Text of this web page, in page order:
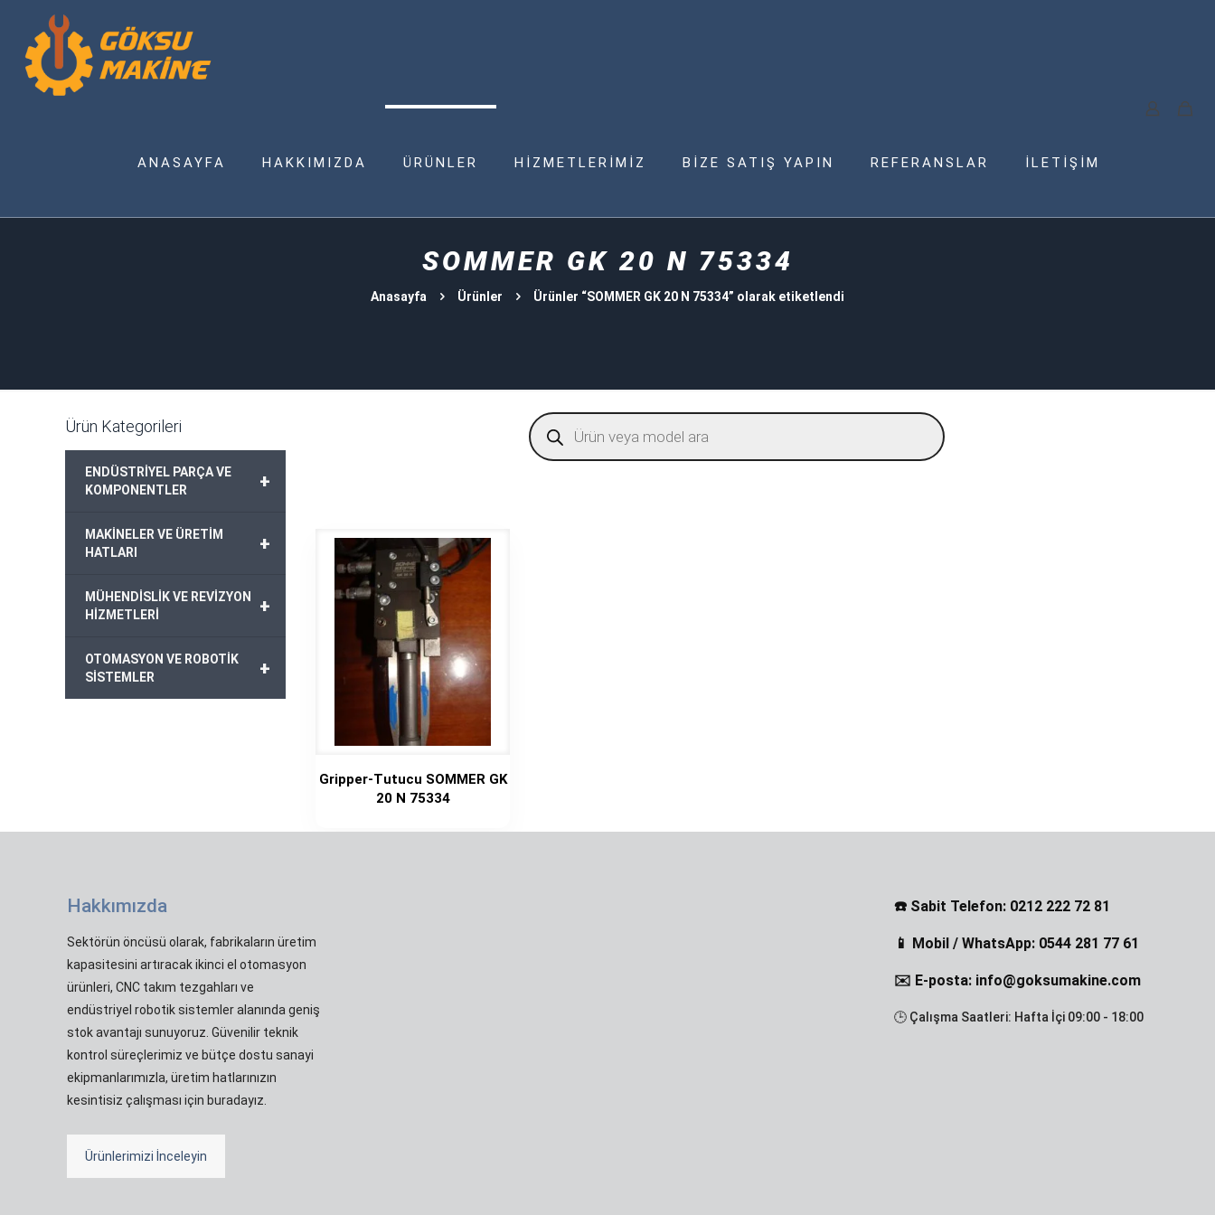
ANASAYFA HAKKIMIZDA ÜRÜNLER HİZMETLERİMİZ BİZE SATIŞ YAPIN REFERANSLAR İLETİŞİM
SOMMER GK 20 N 75334
Anasayfa Ürünler Ürünler “SOMMER GK 20 N 75334” olarak etiketlendi
Products
search
Gripper-Tutucu SOMMER GK
20 N 75334
Ürün Kategorileri
+
ENDÜSTRİYEL PARÇA VE
KOMPONENTLER
+
MAKİNELER VE ÜRETİM
HATLARI
+
MÜHENDİSLİK VE REVİZYON
HİZMETLERİ
+
OTOMASYON VE ROBOTİK
SİSTEMLER
Hakkımızda
Sektörün öncüsü olarak, fabrikaların üretim
kapasitesini artıracak ikinci el otomasyon
ürünleri, CNC takım tezgahları ve
endüstriyel robotik sistemler alanında geniş
stok avantajı sunuyoruz. Güvenilir teknik
kontrol süreçlerimiz ve bütçe dostu sanayi
ekipmanlarımızla, üretim hatlarınızın
kesintisiz çalışması için buradayız.
Ürünlerimizi İnceleyin
☎️ Sabit Telefon: 0212 222 72 81
📱 Mobil / WhatsApp: 0544 281 77 61
✉️ E-posta: info@goksumakine.com
🕒 Çalışma Saatleri: Hafta İçi 09:00 - 18:00